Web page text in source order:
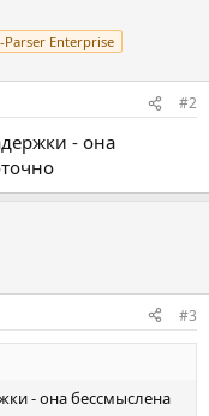
Parser Enterprise
#2
- она
#3
- она бессмыслена